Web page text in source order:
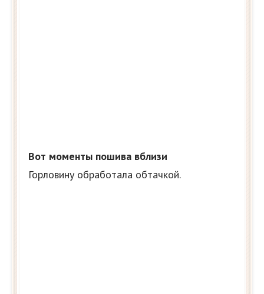
Вот моменты пошива вблизи
Горловину обработала обтачкой.